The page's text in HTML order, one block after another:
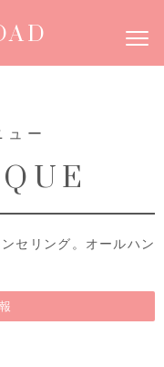
ュー
セリング。オールハン